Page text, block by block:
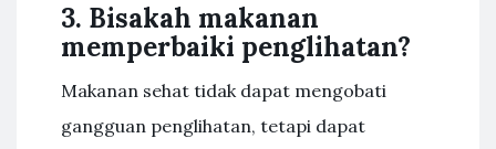
3. Bisakah makanan
memperbaiki penglihatan?
Makanan sehat tidak dapat mengobati
gangguan penglihatan, tetapi dapat